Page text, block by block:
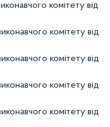
комітету від
комітету від
комітету від
комітету від
комітету від